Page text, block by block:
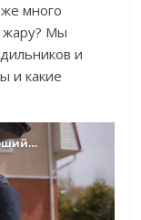
много
жару? Мы
и
и какие